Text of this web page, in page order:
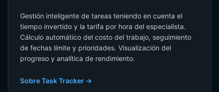
Gestión inteligente de tareas teniendo en cuenta el
tiempo invertido y la tarifa por hora del especialista.
Cálculo automático del costo del trabajo, seguimiento
de fechas límite y prioridades. Visualización del
progreso y analítica de rendimiento.
Sobre Task Tracker →